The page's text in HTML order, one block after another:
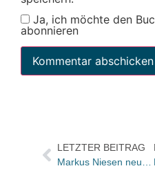
Ja, ich möchte den
abonnieren
LETZTER BEITRAG